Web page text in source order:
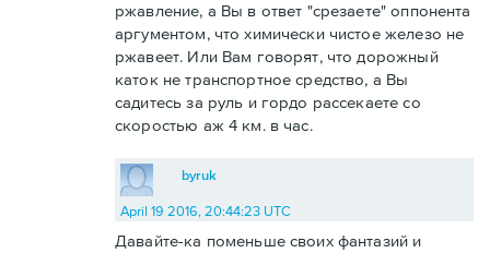
ржавление, а Вы в ответ "срезаете" оппонента
аргументом, что химически чистое железо не
ржавеет. Или Вам говорят, что дорожный
каток не транспортное средство, а Вы
садитесь за руль и гордо рассекаете со
скоростью аж 4 км. в час.
byruk
April 19 2016, 20:44:23 UTC
Давайте-ка поменьше своих фантазий и